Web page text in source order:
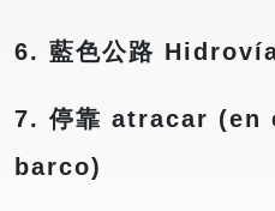
6. 藍色公路
7. 停靠 atracar (en
barco)